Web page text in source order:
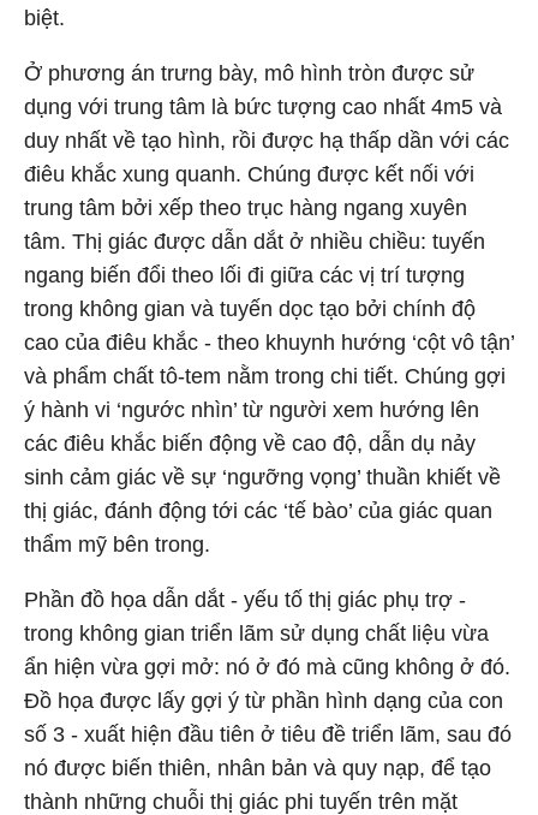
biệt.
Ở phương án trưng bày, mô hình tròn được sử
dụng với trung tâm là bức tượng cao nhất 4m5 và
duy nhất về tạo hình, rồi được hạ thấp dần với các
điêu khắc xung quanh. Chúng được kết nối với
trung tâm bởi xếp theo trục hàng ngang xuyên
tâm. Thị giác được dẫn dắt ở nhiều chiều: tuyến
ngang biến đổi theo lối đi giữa các vị trí tượng
trong không gian và tuyến dọc tạo bởi chính độ
cao của điêu khắc - theo khuynh hướng ‘cột vô tận’
và phẩm chất tô-tem nằm trong chi tiết. Chúng gợi
ý hành vi ‘ngước nhìn’ từ người xem hướng lên
các điêu khắc biến động về cao độ, dẫn dụ nảy
sinh cảm giác về sự ‘ngưỡng vọng’ thuần khiết về
thị giác, đánh động tới các ‘tế bào’ của giác quan
thẩm mỹ bên trong.
Phần đồ họa dẫn dắt - yếu tố thị giác phụ trợ -
trong không gian triển lãm sử dụng chất liệu vừa
ẩn hiện vừa gợi mở: nó ở đó mà cũng không ở đó.
Đồ họa được lấy gợi ý từ phần hình dạng của con
số 3 - xuất hiện đầu tiên ở tiêu đề triển lãm, sau đó
nó được biến thiên, nhân bản và quy nạp, để tạo
thành những chuỗi thị giác phi tuyến trên mặt